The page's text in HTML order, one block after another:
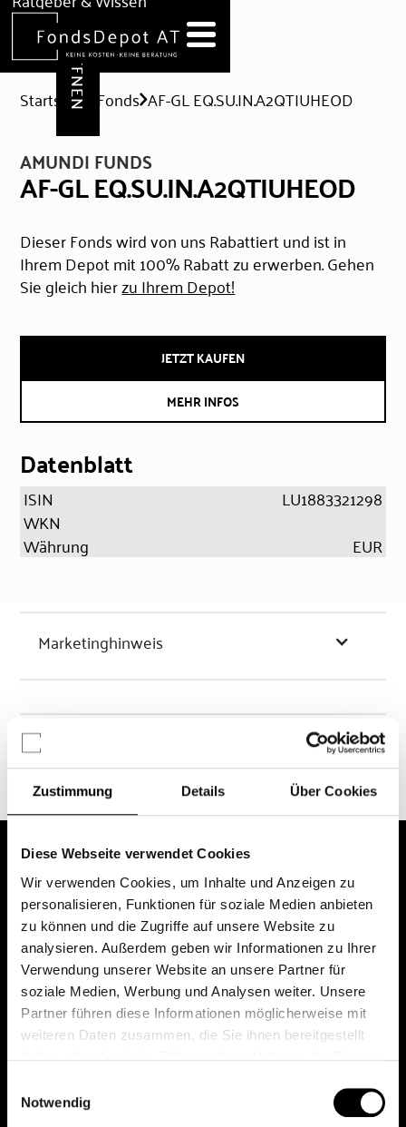
Zustimmung Details Über Cookies
Diese Webseite verwendet Cookies
Wir verwenden Cookies, um Inhalte und Anzeigen zu
personalisieren, Funktionen für soziale Medien anbieten
zu können und die Zugriffe auf unsere Website zu
analysieren. Außerdem geben wir Informationen zu Ihrer
Verwendung unserer Website an unsere Partner für
soziale Medien, Werbung und Analysen weiter. Unsere
Partner führen diese Informationen möglicherweise mit
weiteren Daten zusammen, die Sie ihnen bereitgestellt
Notwendig
Hilfe & Formulare
DEPOT ERÖFFNEN
Startseite Fonds AF-GL EQ.SU.IN.A2QTIUHEOD
AMUNDI FUNDS
AF-GL EQ.SU.IN.A2QTIUHEOD
Dieser Fonds wird von uns Rabattiert und ist in
Ihrem Depot mit 100% Rabatt zu erwerben. Gehen
Sie gleich hierzu Ihrem Depot!
JETZT KAUFEN
MEHR INFOS
Datenblatt
ISIN
LU1883321298
WKN
Währung
EUR
Marketinghinweis
Chancen & Risiken
Das erste Depot in Österreich mit 0€ Kontoführung,
0€ Ausgabeaufschlag und 0€ Depotgebühren bei
knapp 2000 Fonds und 0€ Orderspesen.